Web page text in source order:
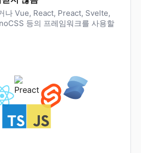
나 Vue, React, Preact, Svelte,
등의 프레임워크를 사용할